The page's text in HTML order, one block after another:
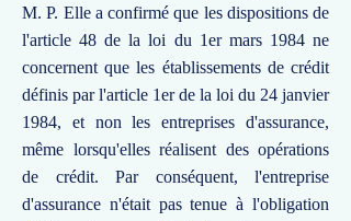
M. P. Elle a confirmé que les dispositions de
l'article 48 de la loi du 1er mars 1984 ne
concernent que les établissements de crédit
définis par l'article 1er de la loi du 24 janvier
1984, et non les entreprises d'assurance,
même lorsqu'elles réalisent des opérations
de crédit. Par conséquent, l'entreprise
d'assurance n'était pas tenue à l'obligation